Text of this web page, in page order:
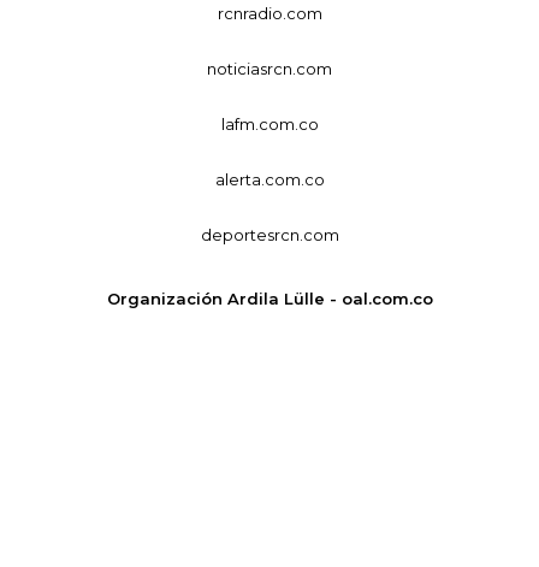
rcnradio.com
noticiasrcn.com
lafm.com.co
alerta.com.co
deportesrcn.com
Organización Ardila Lülle - oal.com.co